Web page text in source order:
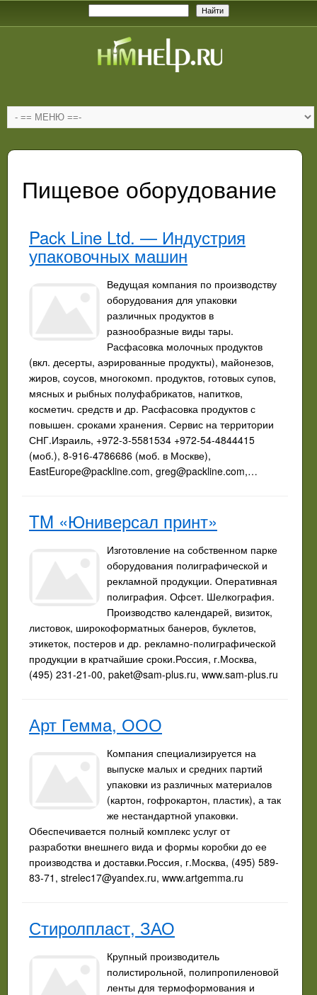
Пищевое оборудование
Pack Line Ltd. — Индустрия
упаковочных машин
Ведущая компания по производству
оборудования для упаковки
различных продуктов в
разнообразные виды тары.
Расфасовка молочных продуктов
(вкл. десерты, аэрированные продукты), майонезов,
жиров, соусов, многокомп. продуктов, готовых супов,
мясных и рыбных полуфабрикатов, напитков,
косметич. средств и др. Расфасовка продуктов с
повышен. сроками хранения. Сервис на территории
СНГ.Израиль, +972-3-5581534 +972-54-4844415
(моб.), 8-916-4786686 (моб. в Москве),
EastEurope@packline.com, greg@packline.com,…
TM «Юниверсал принт»
Изготовление на собственном парке
оборудования полиграфической и
рекламной продукции. Оперативная
полиграфия. Офсет. Шелкография.
Производство календарей, визиток,
листовок, широкоформатных банеров, буклетов,
этикеток, постеров и др. рекламно-полиграфической
продукции в кратчайшие сроки.Россия, г.Москва,
(495) 231-21-00, paket@sam-plus.ru, www.sam-plus.ru
Арт Гемма, ООО
Компания специализируется на
выпуске малых и средних партий
упаковки из различных материалов
(картон, гофрокартон, пластик), а так
же нестандартной упаковки.
Обеспечивается полный комплекс услуг от
разработки внешнего вида и формы коробки до ее
производства и доставки.Россия, г.Москва, (495) 589-
83-71, strelec17@yandex.ru, www.artgemma.ru
Стиролпласт, ЗАО
Крупный производитель
полистирольной, полипропиленовой
ленты для термоформования и